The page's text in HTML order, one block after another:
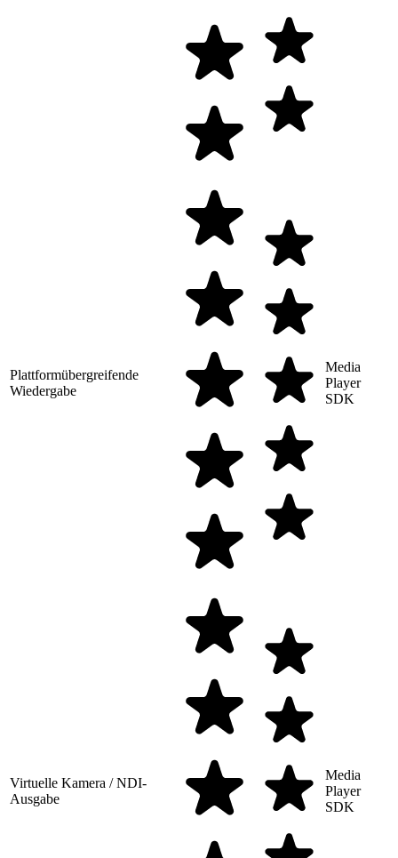
Plattformübergreifende
Wiedergabe
Media
Player
SDK
Virtuelle Kamera / NDI-
Ausgabe
Media
Player
SDK